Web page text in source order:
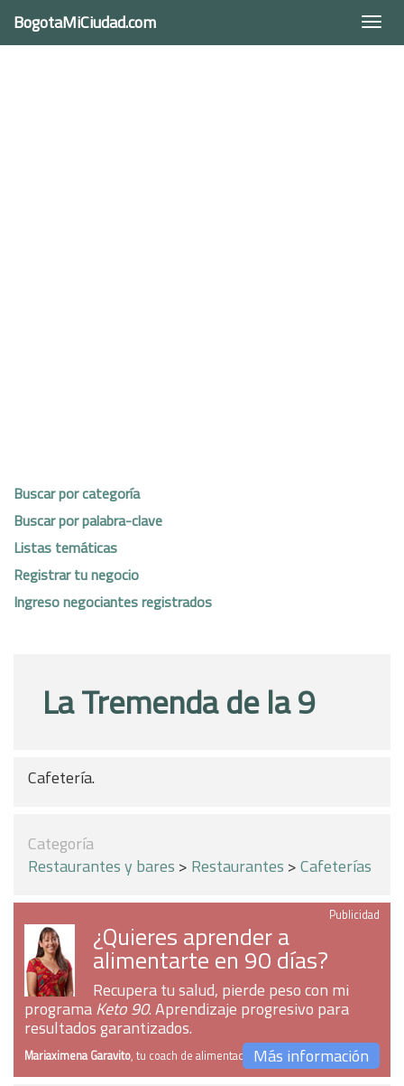
BogotaMiCiudad.com
Buscar por categoría
Buscar por palabra-clave
Listas temáticas
Registrar tu negocio
Ingreso negociantes registrados
La Tremenda de la 9
Cafetería.
Categoría
Restaurantes y bares > Restaurantes >Cafeterías
Publicidad
¿Quieres aprender a
alimentarte en 90 días?
Recupera tu salud, pierde peso con mi
programaKeto 90. Aprendizaje progresivo para
resultados garantizados.
Mariaximena Garavito, tu coach de alimentaciónMás información